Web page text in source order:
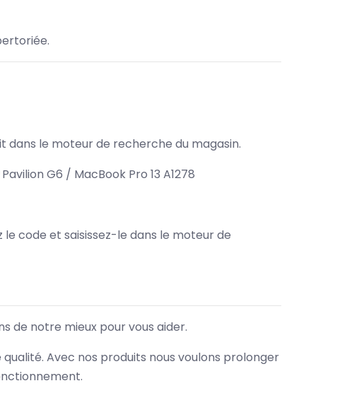
dans le moteur de recherche du magasin.
G6 / MacBook Pro 13 A1278
code et saisissez-le dans le moteur de
de notre mieux pour vous aider.
Avec nos produits nous voulons prolonger